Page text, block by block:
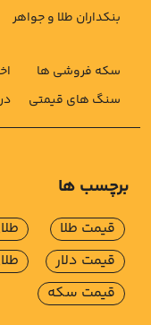
بنکداران طلا و جواهر
سکه فروشی ها
سنگ های قیمتی
برچسب ها
قیمت طلا
قیمت دلار
قیمت سکه